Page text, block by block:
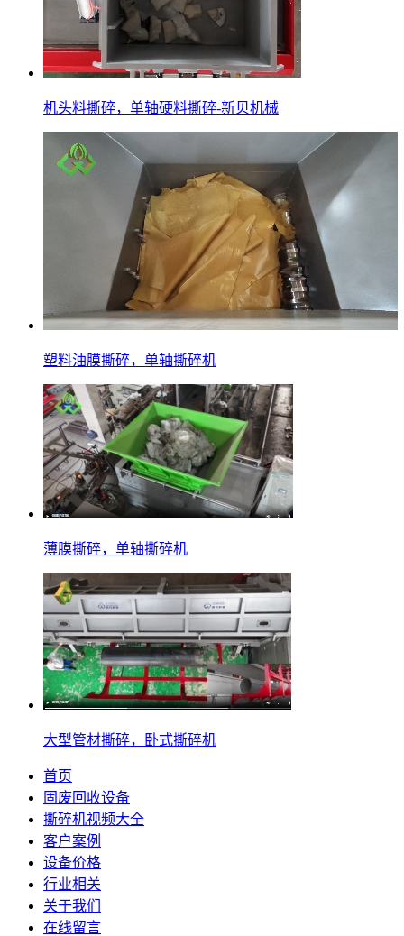
机头料撕碎，单轴硬料撕碎-新贝机械
塑料油膜撕碎，单轴撕碎机
薄膜撕碎，单轴撕碎机
大型管材撕碎，卧式撕碎机
首页
固废回收设备
撕碎机视频大全
客户案例
设备价格
行业相关
关于我们
在线留言